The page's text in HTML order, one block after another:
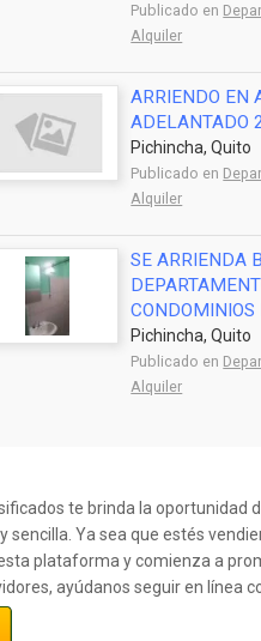
Publicado en
Alquiler
ARRIENDO EN
ADELANTADO
Pichincha, Quito
Publicado en
Alquiler
SE ARRIENDA
CONDOMINIOS
Pichincha, Quito
Publicado en
Alquiler
te brinda la oportunidad
Ya sea que estés
plataforma y comienza a
ayúdanos seguir en línea